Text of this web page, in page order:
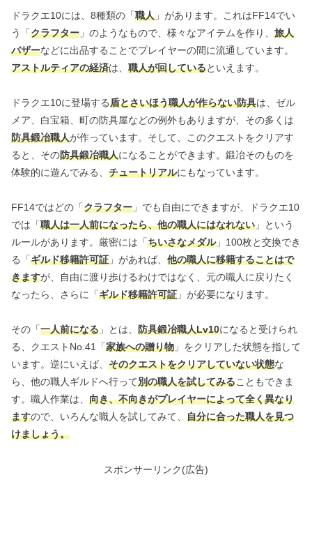
ドラクエ10には、8種類の「職人 」があります。これはFF14でい
う「クラフター 」のようなもので、様々なアイテムを作り、 旅人
バザーなどに出品することでプレイヤーの間に流通しています。
アストルティアの経済は、 職人が回しているといえます。
ドラクエ10に登場する盾とさいほう職人が作らない防具は、ゼル
メア、白宝箱、町の防具屋などの例外もありますが、その多くは
防具鍛冶職人が作っています。そして、このクエストをクリアす
ると、その防具鍛冶職人になることができます。鍛冶そのものを
体験的に遊んでみる、 チュートリアルにもなっています。
FF14ではどの「クラフター 」でも自由にできますが、ドラクエ10
では「職人は一人前になったら、他の職人にはなれない 」という
ルールがあります。厳密には「ちいさなメダル」100枚と交換でき
る「ギルド移籍許可証 」があれば、 他の職人に移籍することはで
きますが、自由に渡り歩けるわけではなく、元の職人に戻りたく
なったら、さらに「ギルド移籍許可証 」が必要になります。
その「一人前になる 」とは、 防具鍛冶職人Lv10になると受けられ
る、クエストNo.41「家族への贈り物 」をクリアした状態を指して
います。逆にいえば、 そのクエストをクリアしていない状態な
ら、他の職人ギルドへ行って別の職人を試してみることもできま
す。職人作業は、 向き、不向きがプレイヤーによって全く異なり
ますので、いろんな職人を試してみて、 自分に合った職人を見つ
けましょう。
スポンサーリンク(広告)